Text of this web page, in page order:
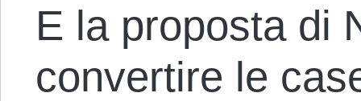
E la proposta di
convertire le